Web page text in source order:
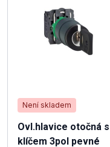
Není skladem
Ovl.hlavice otočná s
klíčem 3pol pevné